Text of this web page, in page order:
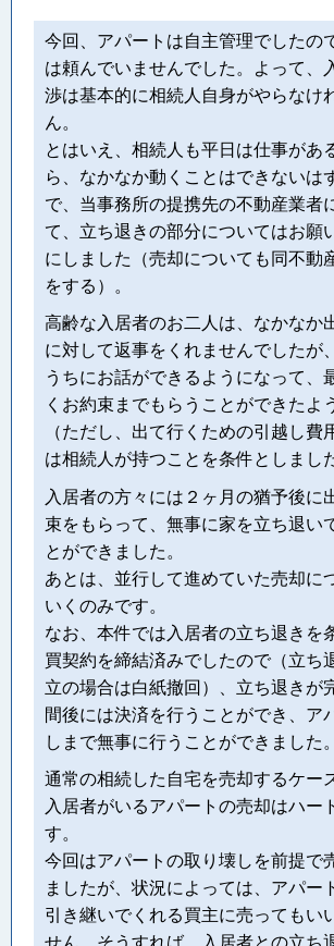
今回、アパートは自主管理でしたの
は頼んでいませんでした。よって、
渉は基本的に相続人自身がやらなけ
ん。
とはいえ、相続人も平日は仕事があ
ら、なかなか動くことはできないは
で、当事務所の提携先の不動産業者
て、立ち退きの部分についてはお願
にしました（売却についても同不動
をする）。
高齢な入居者のお二人は、なかなか
に対して返事をくれませんでしたが
うちにお話ができるようになって、
くお約束までもらうことができたよ
（ただし、出て行くための引越し費
は相続人が持つことを条件としまし
入居者の方々には２ヶ月の猶予後に
束をもらって、無事に家を立ち退い
とができました。
あとは、並行して進めていた売却に
いくのみです。
なお、本件では入居者の立ち退きを
買契約を締結済みでしたので（立ち
立の場合は白紙撤回）、立ち退きが
間後には決済を行うことができ、ア
しまで無事に行うことができました。
通常の相続した自宅を売却するケー
入居者がいるアパートの売却はハー
す。
今回はアパートの取り壊しを前提で
ましたが、状況によっては、アパー
引き継いでくれる買主に売ってもい